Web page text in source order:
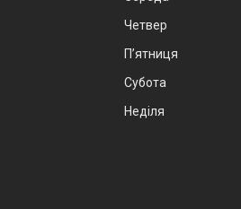
Четвер
Пʼятниця
Субота
Неділя